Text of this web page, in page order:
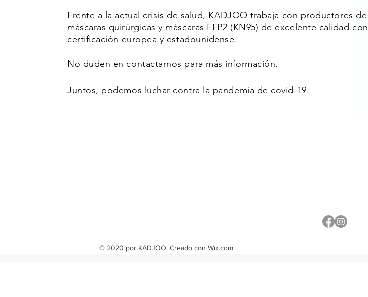
Frente a la actual crisis de salud, KADJOO trabaja con productores de
máscaras quirúrgicas y máscaras FFP2 (KN95) de excelente calidad con
certificación europea y estadounidense.
No duden en contactarnos para más información.
Juntos, podemos luchar contra la pandemia de covid-19.
© 2020 por KADJOO. Creado con Wix.com